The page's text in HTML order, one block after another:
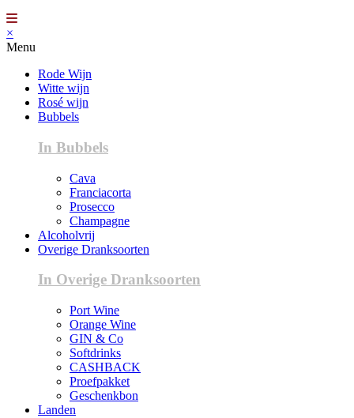
×
Menu
Rode Wijn
Witte wijn
Rosé wijn
Bubbels
In Bubbels
Cava
Franciacorta
Prosecco
Champagne
Alcoholvrij
Overige Dranksoorten
In Overige Dranksoorten
Port Wine
Orange Wine
GIN & Co
Softdrinks
CASHBACK
Proefpakket
Geschenkbon
Landen